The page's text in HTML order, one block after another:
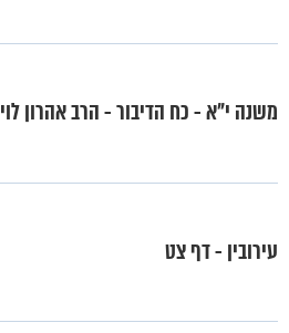
משנה י"א - כח הדיבור - הרב אהרון לוי
עירובין - דף צט